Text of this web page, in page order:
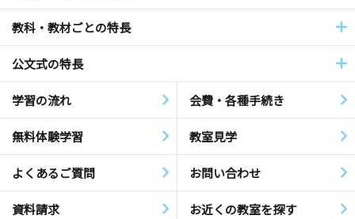
教科・教材ごとの特長
公文式の特長
学習の流れ 会費・各種手続き
無料体験学習 教室見学
よくあるご質問 お問い合わせ
資料請求 お近くの教室を探す